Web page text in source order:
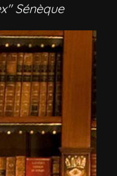
Sénèque